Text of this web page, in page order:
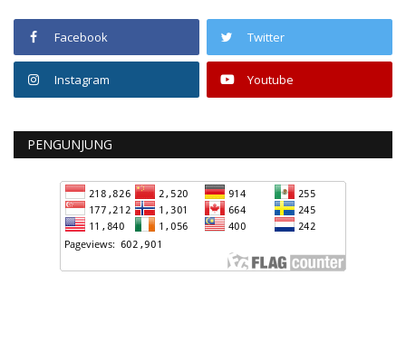
Facebook Twitter
Instagram Youtube
PENGUNJUNG